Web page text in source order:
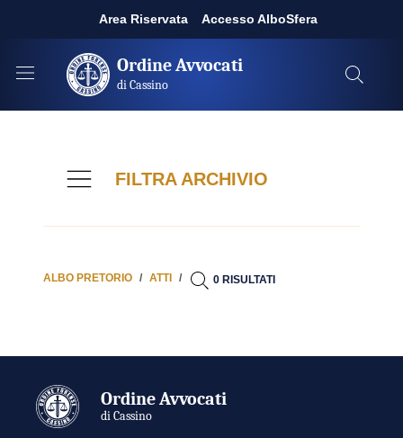
Area Riservata Accesso AlboSfera
Ordine Avvocati
di Cassino
FILTRA ARCHIVIO
ALBO PRETORIO ATTI 0 RISULTATI
Ordine Avvocati
di Cassino